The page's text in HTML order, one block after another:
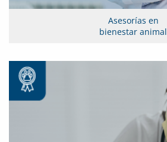
Asesorías en
bienestar animal